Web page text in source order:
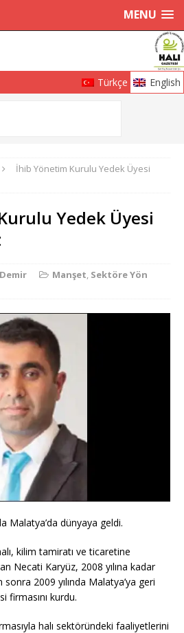
MENU
Türkçe English
İhib Yönetim Kurulu Yedek Üyesi
Yedek Üyesi
Manşet, Sektöre Yön
Malatya’da dünyaya geldi.
kilim tamiratı ve ticaretine
Necati Karyüz, 2008 yılına kadar
2009 yılında Malatya’ya geri
firmasını kurdu.
halı sektöründeki faaliyetlerini